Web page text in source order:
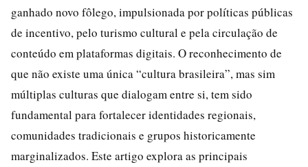
ganhado novo fôlego, impulsionada por políticas públicas
de incentivo, pelo turismo cultural e pela circulação de
conteúdo em plataformas digitais. O reconhecimento de
que não existe uma única “cultura brasileira”, mas sim
múltiplas culturas que dialogam entre si, tem sido
fundamental para fortalecer identidades regionais,
comunidades tradicionais e grupos historicamente
marginalizados. Este artigo explora as principais